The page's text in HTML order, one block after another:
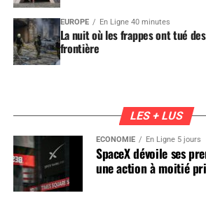
EUROPE En Ligne 40 minutes
La nuit où les frappes ont tué
frontière
LES + LUS
ÉCONOMIE En Ligne 5 jours
SpaceX dévoile ses
une action à moitié